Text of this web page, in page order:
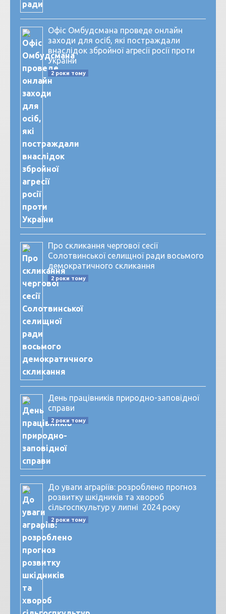
Офіс Омбудсмана проведе онлайн
заходи для осіб, які постраждали
внаслідок збройної агресії росії проти
України
2 роки тому
Про скликання чергової сесії
Солотвинської селищної ради восьмого
демократичного скликання
2 роки тому
День працівників природно-заповідної
справи
2 роки тому
До уваги аграріїв: розроблено прогноз
розвитку шкідників та хвороб
сільгоспкультур у липні 2024 року
2 роки тому